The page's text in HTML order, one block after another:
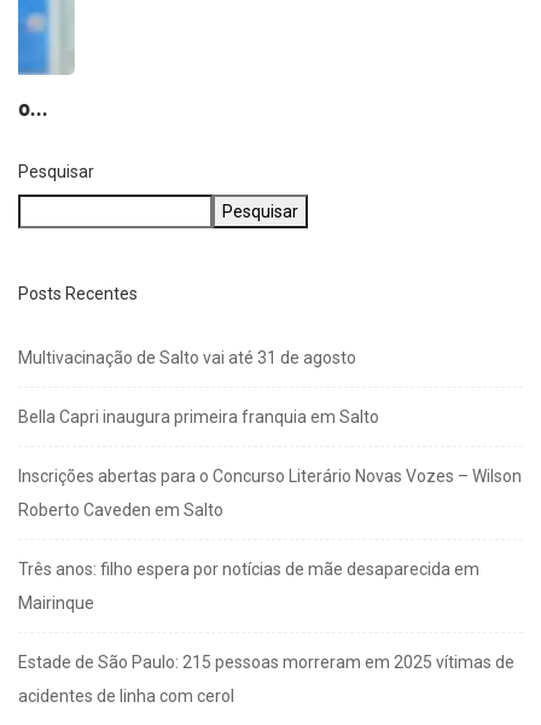
Pesquisar
Pesquisar
Posts Recentes
Multivacinação de Salto vai até 31 de agosto
Bella Capri inaugura primeira franquia em Salto
Inscrições abertas para o Concurso Literário Novas Vozes – Wilson
Roberto Caveden em Salto
Três anos: filho espera por notícias de mãe desaparecida em
Mairinque
Estade de São Paulo: 215 pessoas morreram em 2025 vítimas de
acidentes de linha com cerol